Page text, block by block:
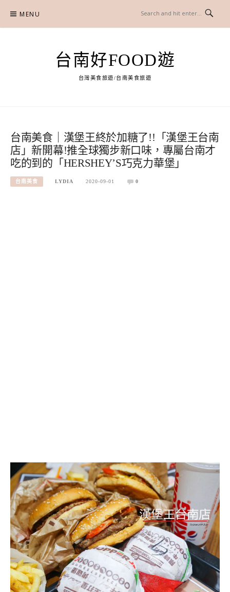
content
MENU
台南好FOOD遊
台灣美食旅遊/台南美食旅遊
台南美食｜漢堡王終於加糖了!!「漢堡王台南
店」新開幕!推全球獨步新口味，專屬台南才
吃的到的「HERSHEY’S巧克力華堡」
台南美食 LYDIA 2020-09-01 0